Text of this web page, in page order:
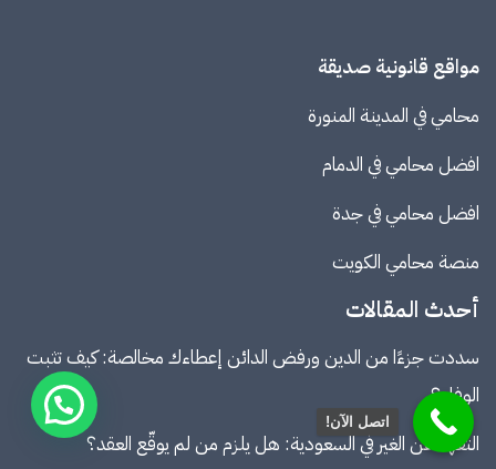
مواقع قانونية صديقة
محامي في المدينة المنورة
افضل محامي في الدمام
افضل محامي في جدة
منصة محامي الكويت
أحدث المقالات
سددت جزءًا من الدين ورفض الدائن إعطاءك مخالصة: كيف تثبت
الوفاء؟
التعهد عن الغير في السعودية: هل يلزم من لم يوقّع العقد؟
اتصل الآن!